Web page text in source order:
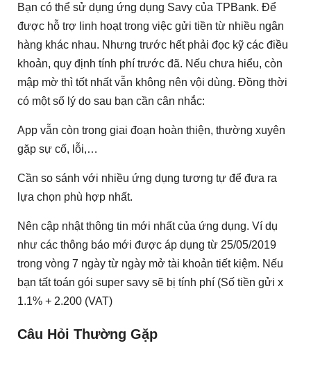
Bạn có thể sử dụng ứng dụng Savy của TPBank. Để
được hỗ trợ linh hoạt trong việc gửi tiền từ nhiều ngân
hàng khác nhau. Nhưng trước hết phải đọc kỹ các điều
khoản, quy định tính phí trước đã. Nếu chưa hiểu, còn
mập mờ thì tốt nhất vẫn không nên vội dùng. Đồng thời
có một số lý do sau bạn cần cân nhắc:
App vẫn còn trong giai đoạn hoàn thiện, thường xuyên
gặp sự cố, lỗi,…
Cần so sánh với nhiều ứng dụng tương tự để đưa ra
lựa chọn phù hợp nhất.
Nên cập nhật thông tin mới nhất của ứng dụng. Ví dụ
như các thông báo mới được áp dụng từ 25/05/2019
trong vòng 7 ngày từ ngày mở tài khoản tiết kiệm. Nếu
bạn tất toán gói super savy sẽ bị tính phí (Số tiền gửi x
1.1% + 2.200 (VAT)
Câu Hỏi Thường Gặp